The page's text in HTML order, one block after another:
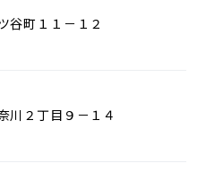
町１１－１２
２丁目９－１４